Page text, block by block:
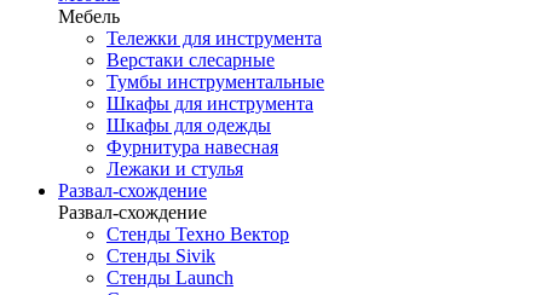
Мебель
Тележки для инструмента
Верстаки слесарные
Тумбы инструментальные
Шкафы для инструмента
Шкафы для одежды
Фурнитура навесная
Лежаки и стулья
Развал-схождение
Развал-схождение
Стенды Техно Вектор
Стенды Sivik
Стенды Launch